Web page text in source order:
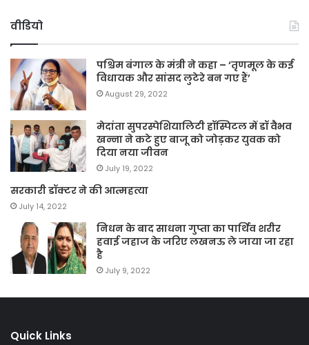
वीडियो
पश्चिम बंगाल के मंत्री ने कहा – ‘तृणमूल के कई
विधायक और सांसद लुटेरे बन गए हैं’
August 29, 2022
मेदांता सुपरस्पेशियालिटी हॉस्पिटल में डॉ वैभव
खन्ना ने कटे हुए बाजू को जोड़कर युवक को
दिया नया जीवन
July 19, 2022
सरकारी डॉक्टर ने की आत्महत्या
July 14, 2022
निधन के बाद साधना गुप्ता का पार्थिव शरीर
हवाई जहाज के जरिए लखनऊ ले जाया जा रहा
है
July 9, 2022
Quick Links